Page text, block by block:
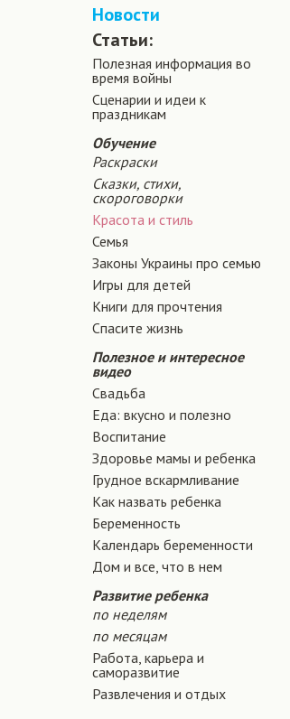
Новости
Статьи:
Полезная информация во
время войны
Сценарии и идеи к
праздникам
Обучение
Раскраски
Сказки, стихи,
скороговорки
Красота и стиль
Семья
Законы Украины про семью
Игры для детей
Книги для прочтения
Спасите жизнь
Полезное и интересное
видео
Свадьба
Еда: вкусно и полезно
Воспитание
Здоровье мамы и ребенка
Грудное вскармливание
Как назвать ребенка
Беременность
Календарь беременности
Дом и все, что в нем
Развитие ребенка
по неделям
по месяцам
Работа, карьера и
саморазвитие
Развлечения и отдых